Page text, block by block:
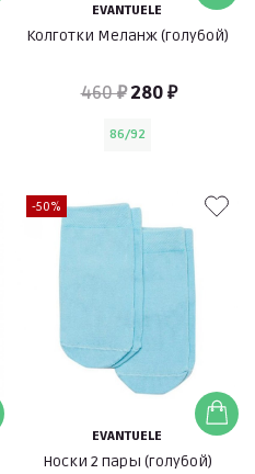
EVANTUELE
Колготки Меланж (голубой)
460 ₽ 280 ₽
86/92
-50%
EVANTUELE
Носки 2 пары (голубой)